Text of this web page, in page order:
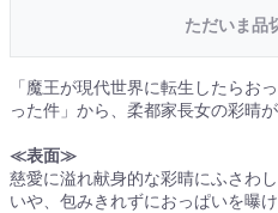
ただいま品
「魔王が現代世界に転生したらお
った件」から、柔都家長女の彩晴
≪表面≫
慈愛に溢れ献身的な彩晴にふさわ
いや、包みきれずにおっぱいを曝